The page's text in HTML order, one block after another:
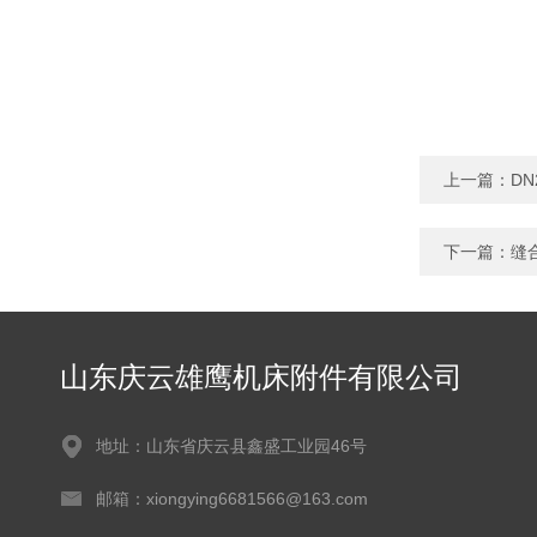
上一篇：
下一篇： 缝
山东庆云雄鹰机床附件有限公司
地址：山东省庆云县鑫盛工业园46号
邮箱：xiongying6681566@163.com